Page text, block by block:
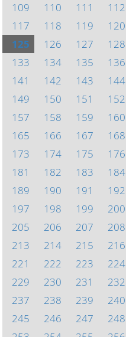
109
110 111 112
117
118 119 120
125
126 127 128
133
134 135 136
141
142 143 144
149
150 151 152
157
158 159 160
165
166 167 168
173
174 175 176
181
182 183 184
189
190 191 192
197
198 199 200
205
206 207 208
213
214 215 216
221
222 223 224
229
230 231 232
237
238 239 240
245
246 247 248